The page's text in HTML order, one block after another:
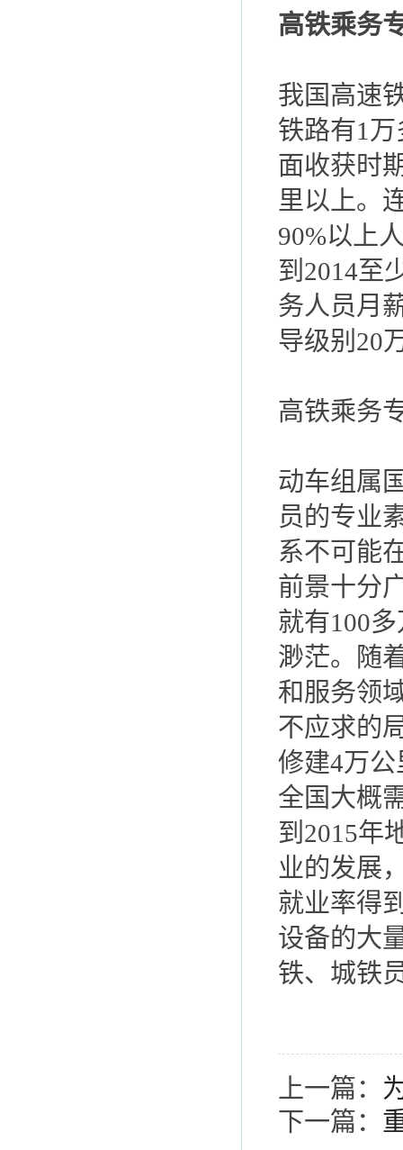
高铁乘务
我国高速
铁路有1
面收获时
里以上。
90%以上
到2014至
务人员月
导级别20
高铁乘务
动车组属
员的专业
系不可能
前景十分
就有100
渺茫。随
和服务领
不应求的
修建4万
全国大概
到2015年
业的发展
就业率得
设备的大
铁、城铁
上一篇：
下一篇：